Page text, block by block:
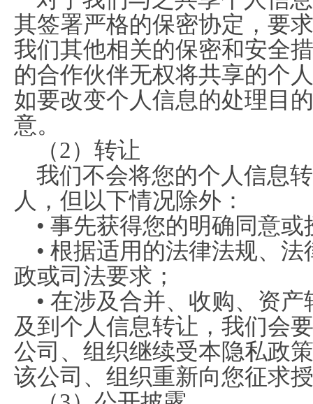
其签署严格的保密协定，要
我们其他相关的保密和安全
的合作伙伴无权将共享的个
如要改变个人信息的处理目
意。
（2）转让
我们不会将您的个人信息
人，但以下情况除外：
• 事先获得您的明确同意或
• 根据适用的法律法规、
政或司法要求；
• 在涉及合并、收购、资
及到个人信息转让，我们会
公司、组织继续受本隐私政
该公司、组织重新向您征求